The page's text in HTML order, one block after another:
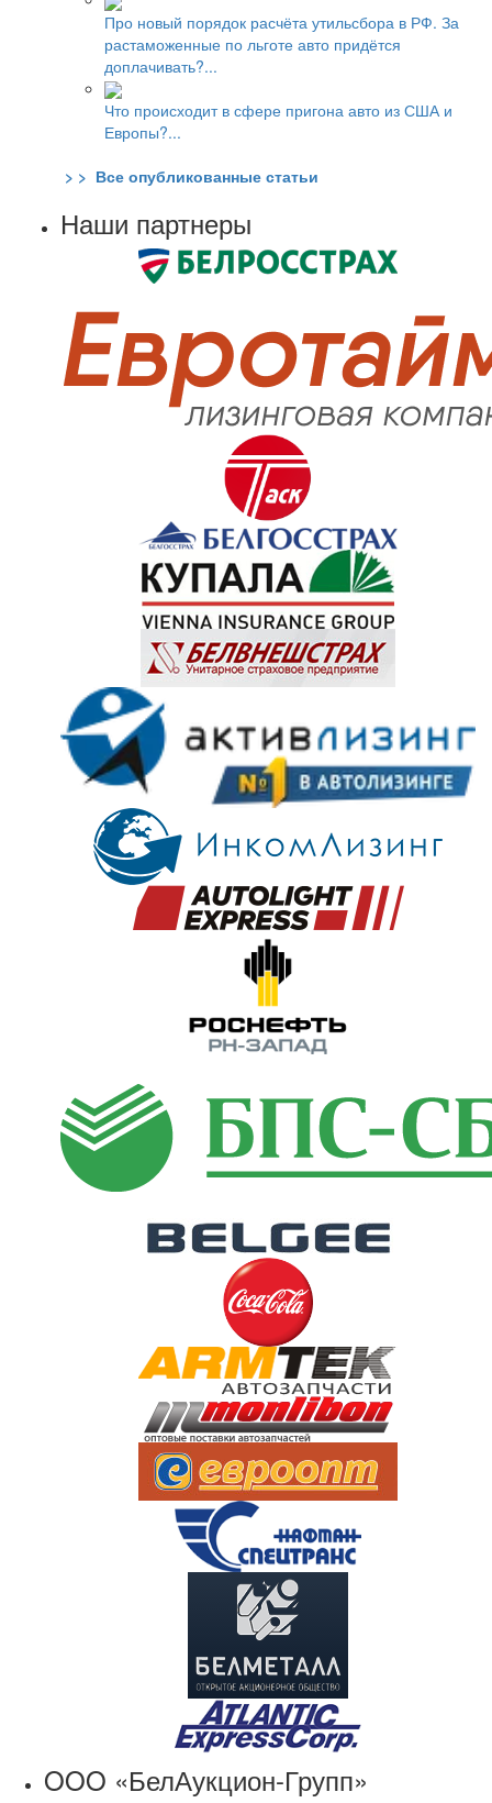
Про новый порядок расчёта утильсбора в РФ. За
растаможенные по льготе авто придётся
доплачивать?...
Что происходит в сфере пригона авто из США и
Европы?...
> > Все опубликованные статьи
Наши партнеры
OOO «БелАукцион-Групп»